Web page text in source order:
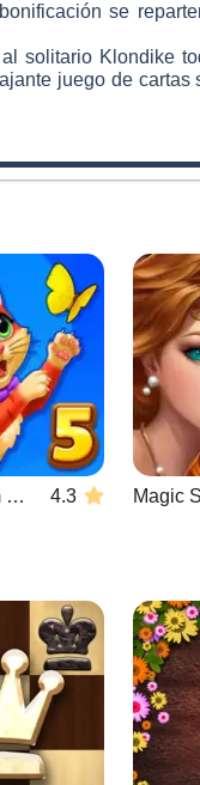
se
solitario Klondike
juego de
Solitaire Farm Seasons 5 4.3 Magic